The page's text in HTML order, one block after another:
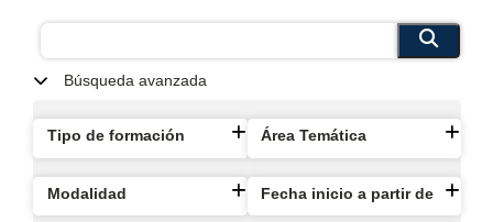
Búsqueda avanzada
Tipo de formación Área Temática
Modalidad Fecha inicio a partir de